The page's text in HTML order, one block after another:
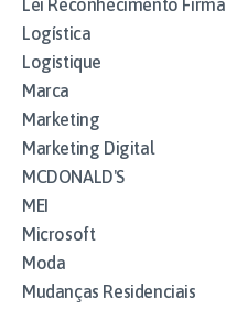
Lei Reconhecimento Firma
Logística
Logistique
Marca
Marketing
Marketing Digital
MCDONALD'S
MEI
Microsoft
Moda
Mudanças Residenciais